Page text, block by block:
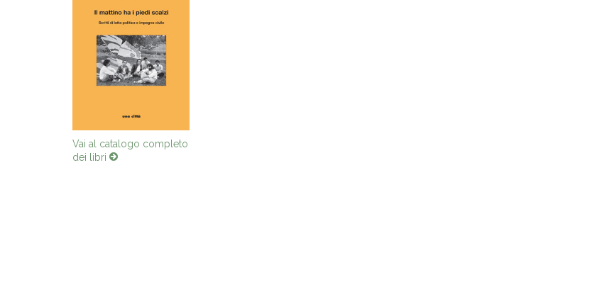
Vai al catalogo completo
dei libri